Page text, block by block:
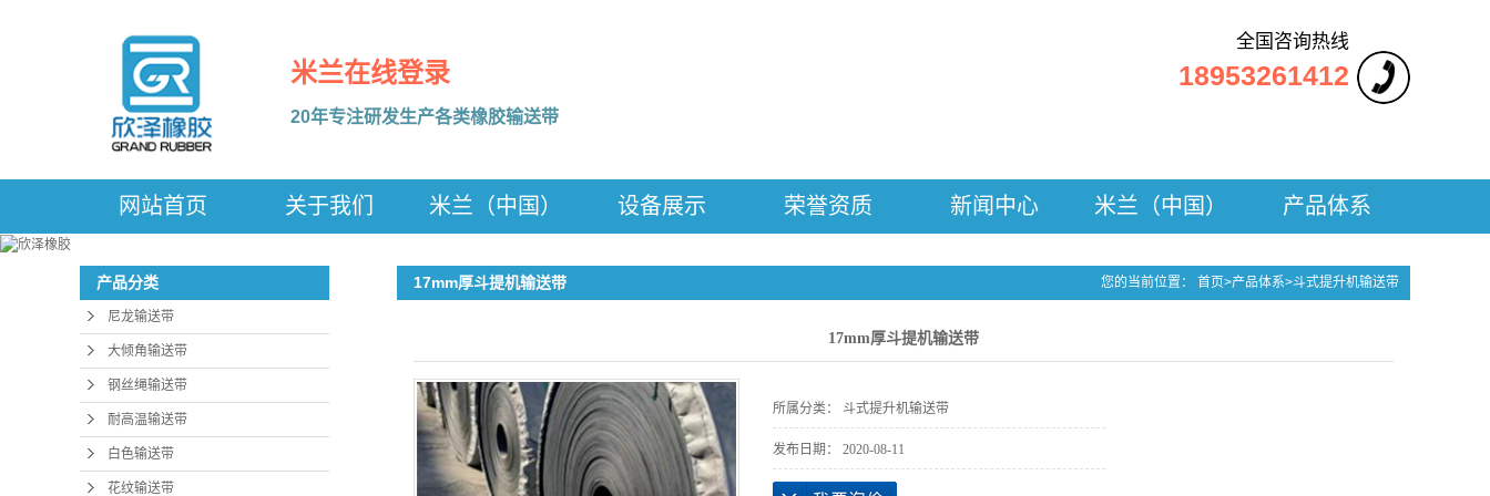
米兰在线登录
20年专注研发生产各类橡胶输送带
全国咨询热线
18953261412
网站首页 关于我们 米兰（中国） 设备展示 荣誉资质
新闻中心
行业新闻
常见问题
米兰（中国）
产品体系
大倾角输送带
产品分类
尼龙输送带
大倾角输送带
钢丝绳输送带
耐高温输送带
白色输送带
花纹输送带
17mm厚斗提机输送带 您的当前位置： 首页>产品体系>斗式提升机输送带
17mm厚斗提机输送带
所属分类： 斗式提升机输送带
发布日期： 2020-08-11